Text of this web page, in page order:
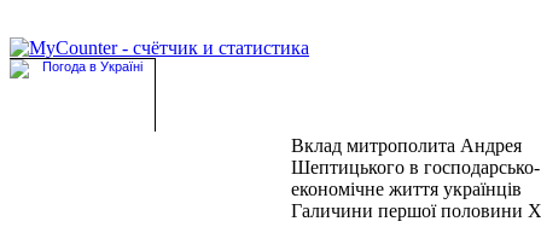
Вклад митрополита Андрея
Шептицького в господарсько-
економічне життя українців
Галичини першої половини